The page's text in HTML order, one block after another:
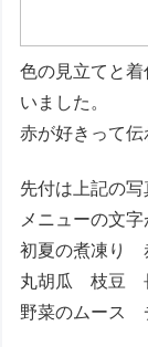
色の見立てと
いました。
赤が好きって伝
先付は上記の写
メニューの文
初夏の煮凍り
丸胡瓜 枝豆
野菜のムース